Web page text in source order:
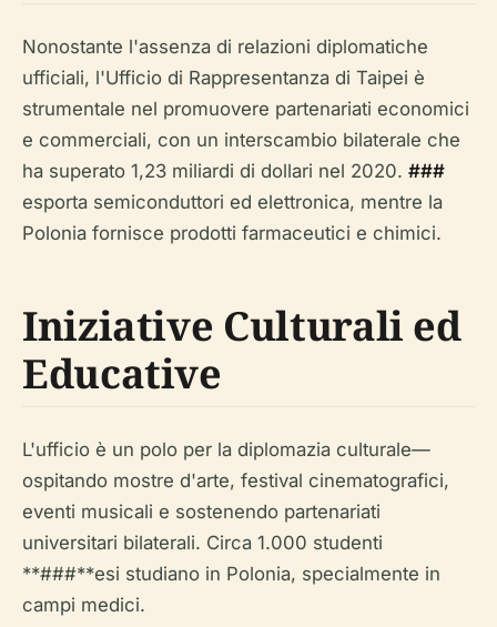
Nonostante l'assenza di relazioni diplomatiche
ufficiali, l'Ufficio di Rappresentanza di Taipei è
strumentale nel promuovere partenariati economici
e commerciali, con un interscambio bilaterale che
ha superato 1,23 miliardi di dollari nel 2020. ###
esporta semiconduttori ed elettronica, mentre la
Polonia fornisce prodotti farmaceutici e chimici.
Iniziative Culturali ed
Educative
L'ufficio è un polo per la diplomazia culturale—
ospitando mostre d'arte, festival cinematografici,
eventi musicali e sostenendo partenariati
universitari bilaterali. Circa 1.000 studenti
**###**esi studiano in Polonia, specialmente in
campi medici.